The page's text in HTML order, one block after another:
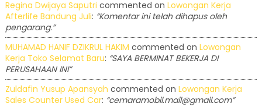
Regina Dwijaya Saputri commented on Lowongan Kerja
Afterlife Bandung Juli: “Komentar ini telah dihapus oleh
pengarang.”
MUHAMAD HANIF DZIKRUL HAKIM commented on Lowongan
Kerja Toko Selamat Baru: “SAYA BERMINAT BEKERJA DI
PERUSAHAAN INI”
Zuldafin Yusup Apansyah commented on Lowongan Kerja
Sales Counter Used Car: “cemaramobil.mail@gmail.com”